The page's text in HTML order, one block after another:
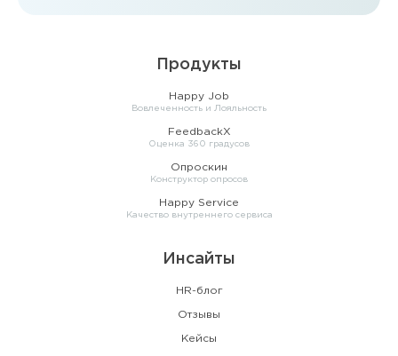
Продукты
Happy Job
Вовлеченность и Лояльность
FeedbackX
Оценка 360 градусов
Опроскин
Конструктор опросов
Happy Service
Качество внутреннего сервиса
Инсайты
HR-блог
Отзывы
Кейсы